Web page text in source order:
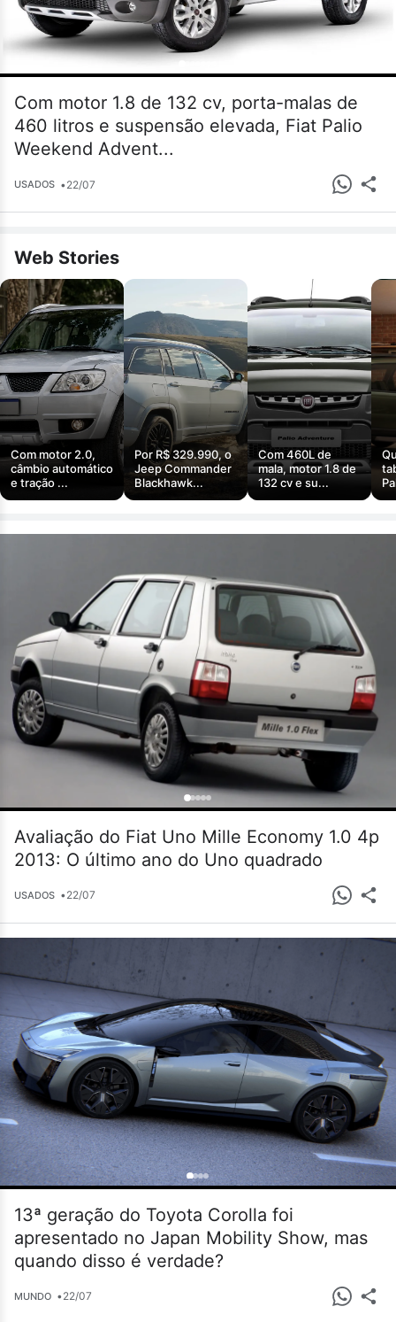
Com motor 1.8 de 132 cv, porta-malas de
460 litros e suspensão elevada, Fiat Palio
Weekend Advent...
USADOS •22/07
Web Stories
Com motor 2.0,
câmbio automático
e tração ...
Por R$ 329.990, o
Jeep Commander
Blackhawk...
Com 460L de
mala, motor 1.8 de
132 cv e su...
Avaliação do Fiat Uno Mille Economy 1.0 4p
2013: O último ano do Uno quadrado
USADOS •22/07
13ª geração do Toyota Corolla foi
apresentado no Japan Mobility Show, mas
quando disso é verdade?
MUNDO •22/07